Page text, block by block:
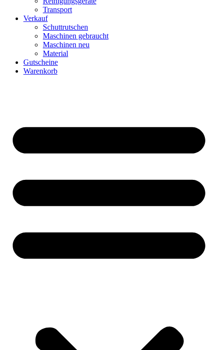
Transport
Verkauf
Schuttrutschen
Maschinen gebraucht
Maschinen neu
Material
Gutscheine
Warenkorb